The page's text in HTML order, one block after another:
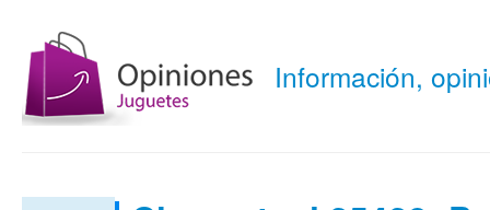
Información,